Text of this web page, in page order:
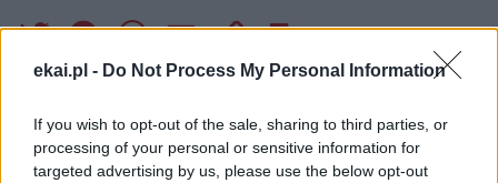
ekai.pl - Do Not Process My Personal Information
If you wish to opt-out of the sale, sharing to third parties, or
processing of your personal or sensitive information for
targeted advertising by us, please use the below opt-out
TwitterMessengerWhatsApp
EmailCopy
Link
Print